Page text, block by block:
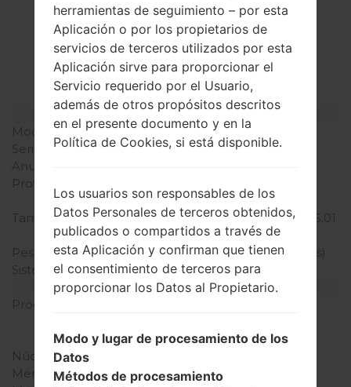
La especificación
LGD315K(LGD315K)
akaLG F70 LTE
Modelo y sus características
Modelo
LGD315K
Serie
LG F70 LTE
Anunciado
Profundidad
pulgadas)
Tamaño (dimensiones)
127.2 x 66.4 milímetros (5.01
x 2.61 pulgadas)
Peso
129.6 gramos (4.59 onzas)
Sistema de operación
Android 4.4.x KitKat
Hardware
Procesador
Snapdragon 400
Núcleos de UCP
Memoria RAM
1GB
herramientas de seguimiento – por esta
Aplicación o por los propietarios de
servicios de terceros utilizados por esta
Aplicación sirve para proporcionar el
Servicio requerido por el Usuario,
además de otros propósitos descritos
en el presente documento y en la
Política de Cookies, si está disponible.
Los usuarios son responsables de los
Datos Personales de terceros obtenidos,
publicados o compartidos a través de
esta Aplicación y confirman que tienen
el consentimiento de terceros para
proporcionar los Datos al Propietario.
Modo y lugar de procesamiento de los
Datos
Métodos de procesamiento